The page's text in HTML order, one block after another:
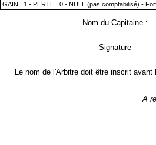
GAIN : 1 - PERTE : 0 - NULL (pas comptabilisé) -
Nom du Capitaine :
Signature
Le nom de l'Arbitre doit être inscrit avant
A